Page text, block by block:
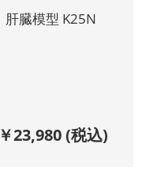
肝臓模型 K25N
￥23,980(税込)